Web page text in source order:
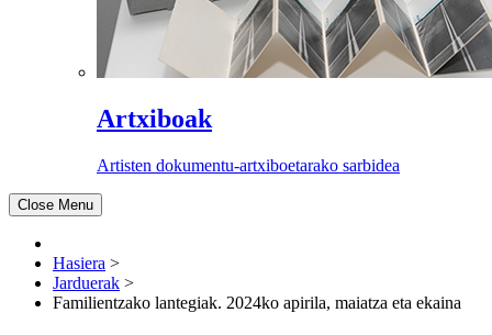
Artxiboak
Artisten dokumentu-artxiboetarako sarbidea
Close Menu
Hasiera >
Jarduerak >
Familientzako lantegiak. 2024ko apirila, maiatza eta ekaina